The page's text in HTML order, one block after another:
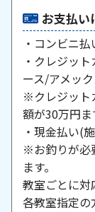
お支払い
・コンビニ払
・クレジッ
ース/アメッ
※クレジット
額が30万円ま
・現金払い(
※お釣りが必
ます。
教室ごとに対
各教室指定の